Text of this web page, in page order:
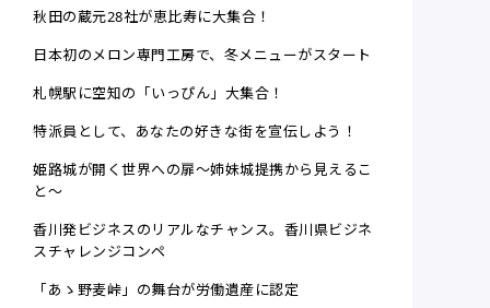
秋田の蔵元28社が恵比寿に大集合！
日本初のメロン専門工房で、冬メニューがスタート
札幌駅に空知の「いっぴん」大集合！
特派員として、あなたの好きな街を宣伝しよう！
姫路城が開く世界への扉～姉妹城提携から見えるこ
と～
香川発ビジネスのリアルなチャンス。香川県ビジネ
スチャレンジコンペ
「あゝ野麦峠」の舞台が労働遺産に認定